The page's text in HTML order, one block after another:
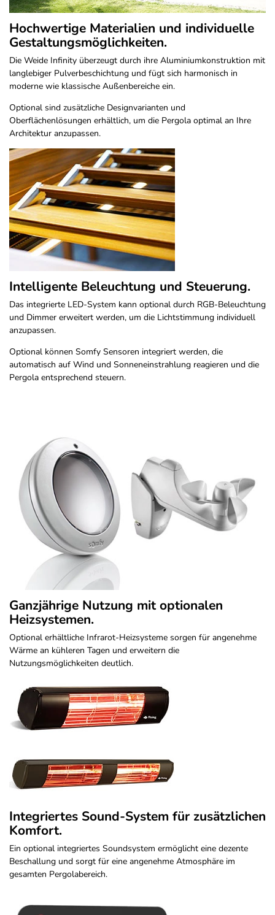
Hochwertige Materialien und individuelle
Gestaltungsmöglichkeiten.
Die Weide Infinity überzeugt durch ihre Aluminiumkonstruktion mit
langlebiger Pulverbeschichtung und fügt sich harmonisch in
moderne wie klassische Außenbereiche ein.
Optional sind zusätzliche Designvarianten und
Oberflächenlösungen erhältlich, um die Pergola optimal an Ihre
Architektur anzupassen.
Intelligente Beleuchtung und Steuerung.
Das integrierte LED-System kann optional durch RGB-Beleuchtung
und Dimmer erweitert werden, um die Lichtstimmung individuell
anzupassen.
Optional können Somfy Sensoren integriert werden, die
automatisch auf Wind und Sonneneinstrahlung reagieren und die
Pergola entsprechend steuern.
Ganzjährige Nutzung mit optionalen
Heizsystemen.
Optional erhältliche Infrarot-Heizsysteme sorgen für angenehme
Wärme an kühleren Tagen und erweitern die
Nutzungsmöglichkeiten deutlich.
Integriertes Sound-System für zusätzlichen
Komfort.
Ein optional integriertes Soundsystem ermöglicht eine dezente
Beschallung und sorgt für eine angenehme Atmosphäre im
gesamten Pergolabereich.